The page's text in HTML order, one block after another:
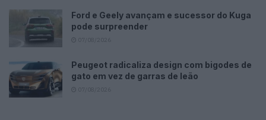
Ford e Geely avançam e sucessor do Kuga
pode surpreender
Peugeot radicaliza design com bigodes de
gato em vez de garras de leão